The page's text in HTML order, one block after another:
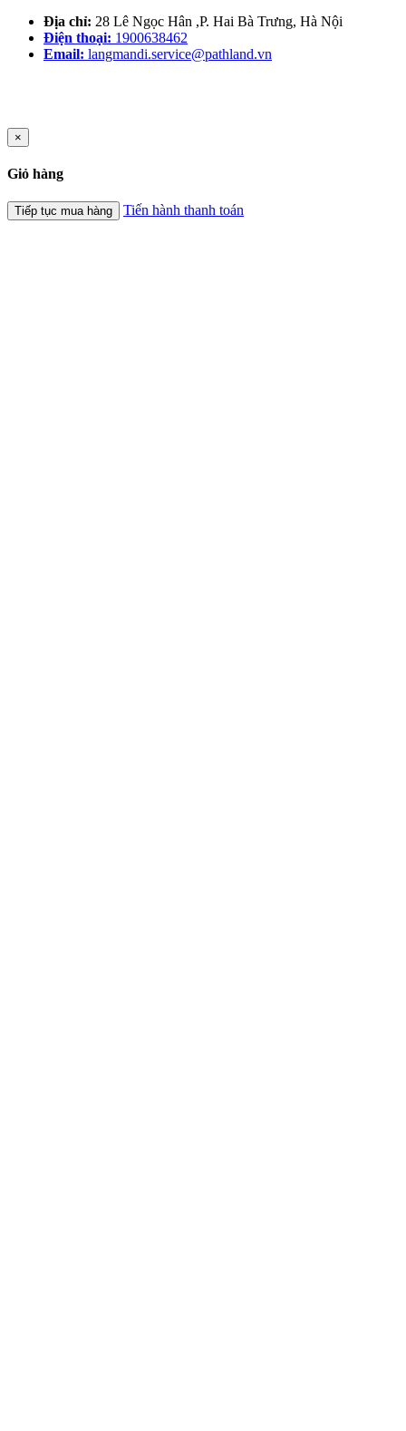
Địa chỉ: 28 Lê Ngọc Hân ,P. Hai Bà Trưng, Hà Nội
Điện thoại: 1900638462
Email: langmandi.service@pathland.vn
×
Giỏ hàng
Tiếp tục mua hàng Tiến hành thanh toán